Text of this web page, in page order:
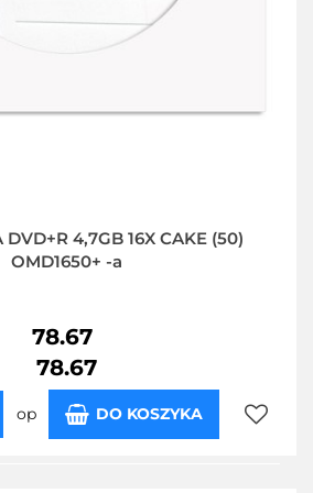
DVD+R 4,7GB 16X CAKE (50)
OMD1650+ -a
78.67
78.67
op DO KOSZYKA